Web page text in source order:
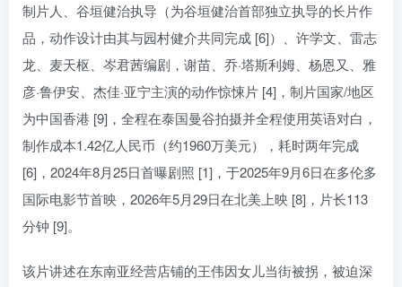
制片人、谷垣健治执导（为谷垣健治首部独立执导的长片作
品，动作设计由其与园村健介共同完成 [6]）、许学文、雷志
龙、麦天枢、岑君茜编剧，谢苗、乔·塔斯利姆、杨恩又、雅
彦·鲁伊安、杰佳·亚宁主演的动作惊悚片 [4]，制片国家/地区
为中国香港 [9]，全程在泰国曼谷拍摄并全程使用英语对白，
制作成本1.42亿人民币（约1960万美元），耗时两年完成
[6]，2024年8月25日首曝剧照 [1]，于2025年9月6日在多伦多
国际电影节首映，2026年5月29日在北美上映 [8]，片长113
分钟 [9]。
该片讲述在东南亚经营店铺的王伟因女儿当街被拐，被迫深